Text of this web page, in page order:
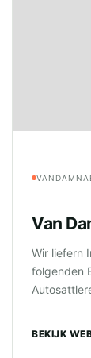
Van
Wir liefern
folgenden
BEKIJK